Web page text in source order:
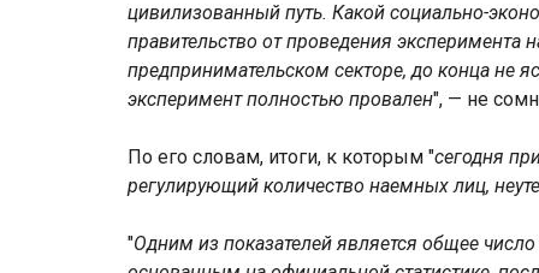
цивилизованный путь. Какой социально-
правительство от проведения
предпринимательском секторе, до конца не
эксперимент полностью провален", — не
По его словам, итоги, к которым "сегодня
регулирующий количество наемных лиц,
"Одним из показателей является общее
80% вкладчиков ВТБ Банка
50 лет